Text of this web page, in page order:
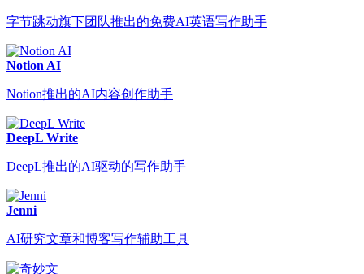
字节跳动旗下团队推出的免费AI英语写作助手
Notion AI
Notion推出的AI内容创作助手
DeepL Write
DeepL推出的AI驱动的写作助手
Jenni
AI研究文章和博客写作辅助工具